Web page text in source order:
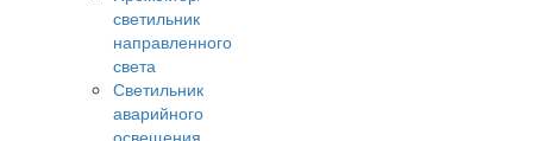
светильник
направленного
света
Светильник
аварийного